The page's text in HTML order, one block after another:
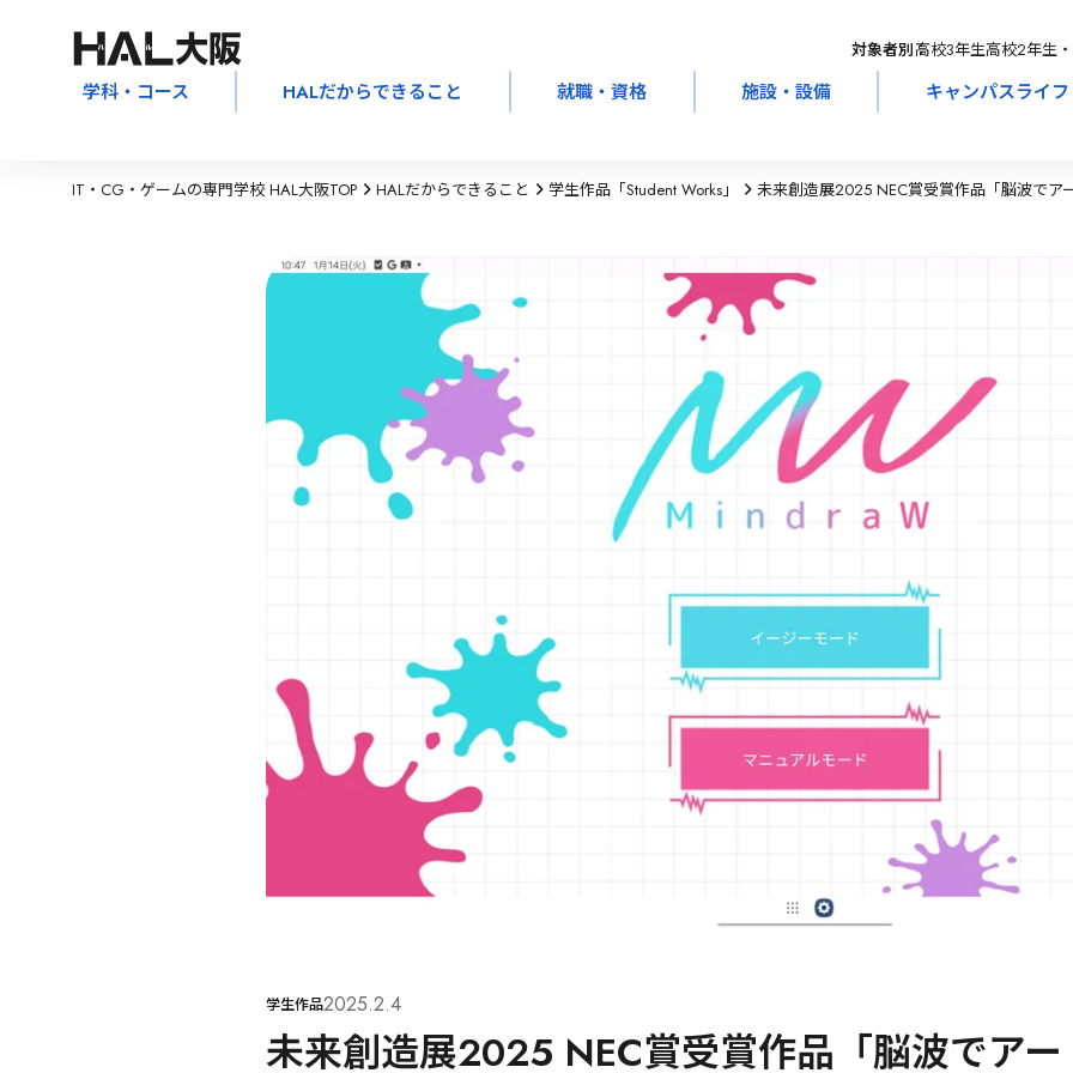
対象者別：高校3年生高校2年生
学科・コース HALだからできること 就職・資格 施設・設備 キャンパスライフ
IT・CG・ゲームの専門学校 HAL大阪TOP HALだからできること 学生作品「Student Works」 未来創造展2025 NEC賞受賞作品「脳波でア
学生作品2025.2.4
未来創造展2025 NEC賞受賞作品「脳波でアー